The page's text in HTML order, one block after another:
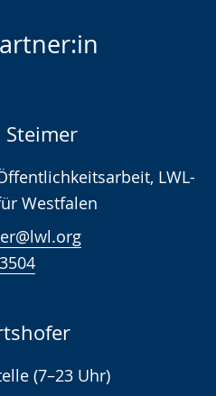
Steimer
LWL-
Westfalen
(7–23 Uhr)